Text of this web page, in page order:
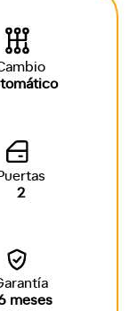
2
meses